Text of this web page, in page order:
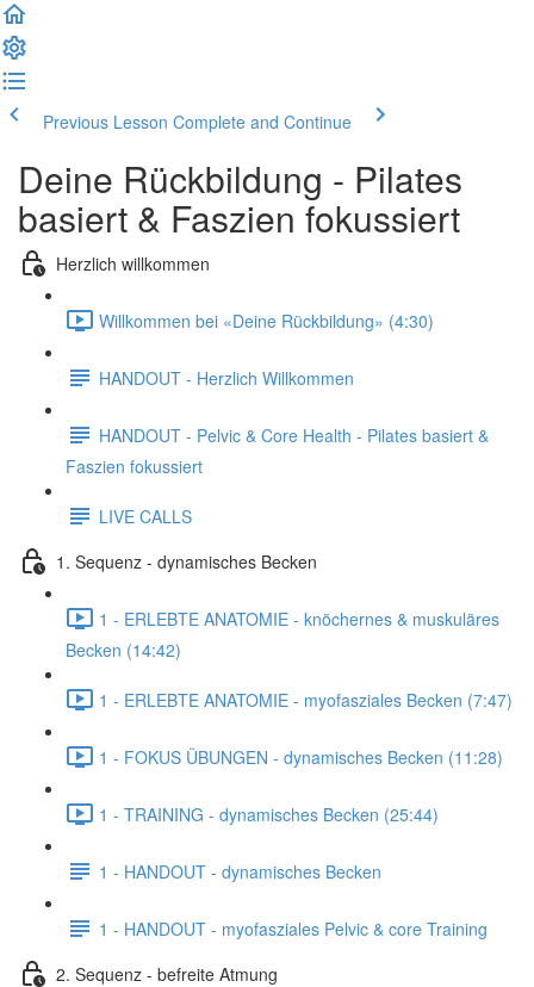
Previous Lesson Complete and Continue
Deine Rückbildung - Pilates
basiert & Faszien fokussiert
Herzlich willkommen
Willkommen bei «Deine Rückbildung» (4:30)
HANDOUT - Herzlich Willkommen
HANDOUT - Pelvic & Core Health - Pilates basiert &
Faszien fokussiert
LIVE CALLS
1. Sequenz - dynamisches Becken
1 - ERLEBTE ANATOMIE - knöchernes & muskuläres
Becken (14:42)
1 - ERLEBTE ANATOMIE - myofasziales Becken (7:47)
1 - FOKUS ÜBUNGEN - dynamisches Becken (11:28)
1 - TRAINING - dynamisches Becken (25:44)
1 - HANDOUT - dynamisches Becken
1 - HANDOUT - myofasziales Pelvic & core Training
2. Sequenz - befreite Atmung